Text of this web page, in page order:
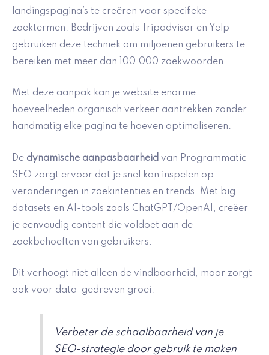
landingspagina’s te creëren voor specifieke
zoektermen. Bedrijven zoals Tripadvisor en Yelp
gebruiken deze techniek om miljoenen gebruikers te
bereiken met meer dan 100.000 zoekwoorden.
Met deze aanpak kan je website enorme
hoeveelheden organisch verkeer aantrekken zonder
handmatig elke pagina te hoeven optimaliseren.
De dynamische aanpasbaarheid van Programmatic
SEO zorgt ervoor dat je snel kan inspelen op
veranderingen in zoekintenties en trends. Met big
datasets en AI-tools zoals ChatGPT/OpenAI, creëer
je eenvoudig content die voldoet aan de
zoekbehoeften van gebruikers.
Dit verhoogt niet alleen de vindbaarheid, maar zorgt
ook voor data-gedreven groei.
Verbeter de schaalbaarheid van je
SEO-strategie door gebruik te maken